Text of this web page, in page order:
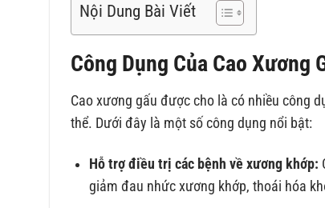
Nội Dung Bài Viết
Công Dụng Của Cao Xương
Cao xương gấu được cho là có nhiều công
thể. Dưới đây là một số công dụng nổi bật:
Hỗ trợ điều trị các bệnh về xương khớp:
giảm đau nhức xương khớp, thoái hóa